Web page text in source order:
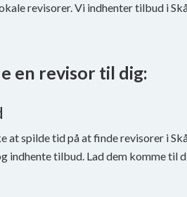
revisorer. Vi indhenter tilbud i
en revisor til dig:
at spilde tid på at finde revisorer i
indhente tilbud. Lad dem komme til